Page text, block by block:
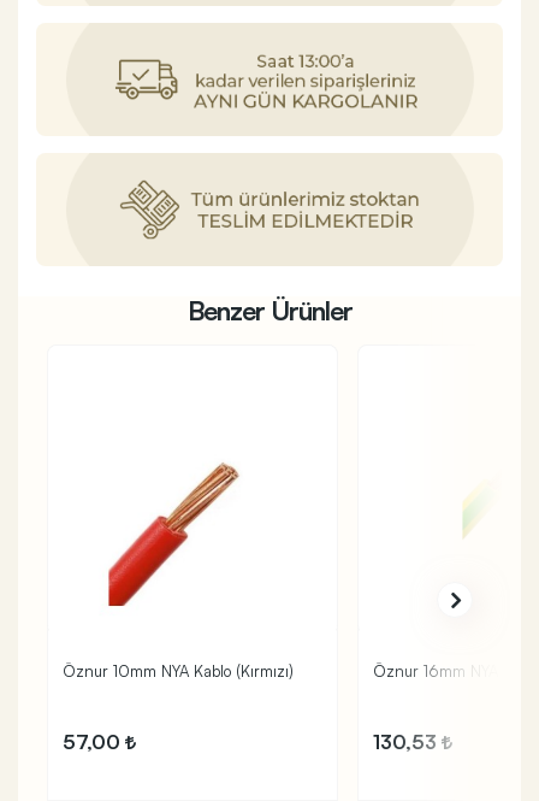
Benzer Ürünler
Öznur 10mm NYA Kablo (Kırmızı)
57,00
Öznur 16mm NYA
130,53